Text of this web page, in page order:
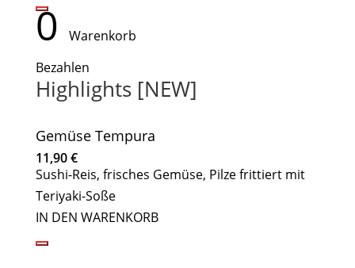
0
Warenkorb
Bezahlen
Highlights [NEW]
Gemüse Tempura
11,90€
Sushi-Reis, frisches Gemüse, Pilze frittiert mit
Teriyaki-Soße
IN DEN WARENKORB